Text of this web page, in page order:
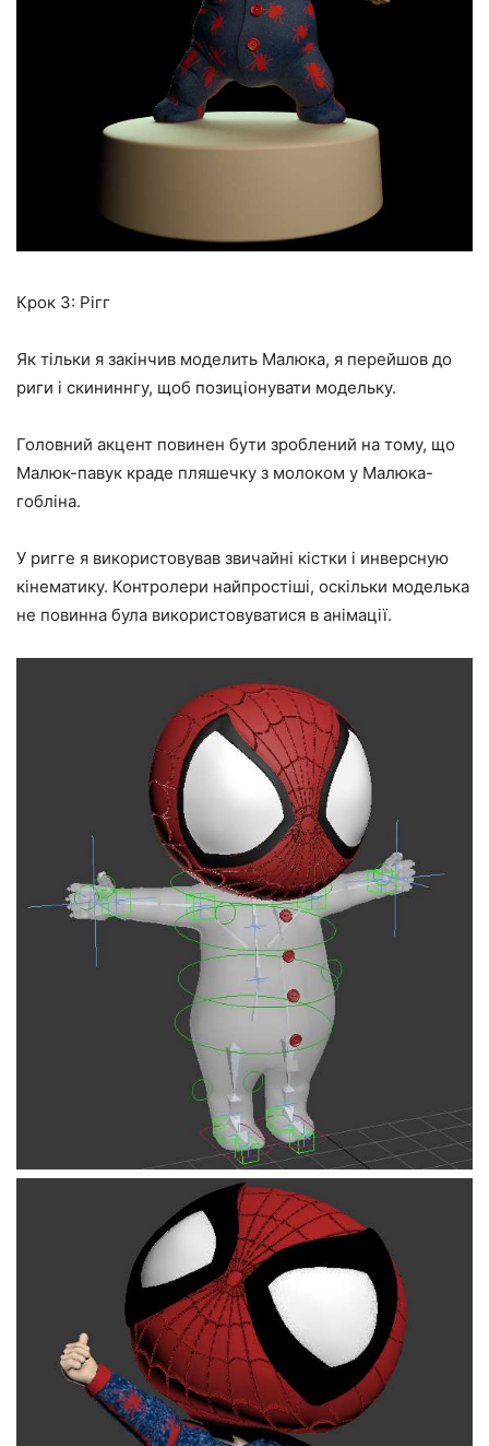
Крок 3: Рігг
Як тільки я закінчив моделить Малюка, я перейшов до
риги і скининнгу, щоб позиціонувати модельку.
Головний акцент повинен бути зроблений на тому, що
Малюк-павук краде пляшечку з молоком у Малюка-
гобліна.
У ригге я використовував звичайні кістки і инверсную
кінематику. Контролери найпростіші, оскільки моделька
не повинна була використовуватися в анімації.